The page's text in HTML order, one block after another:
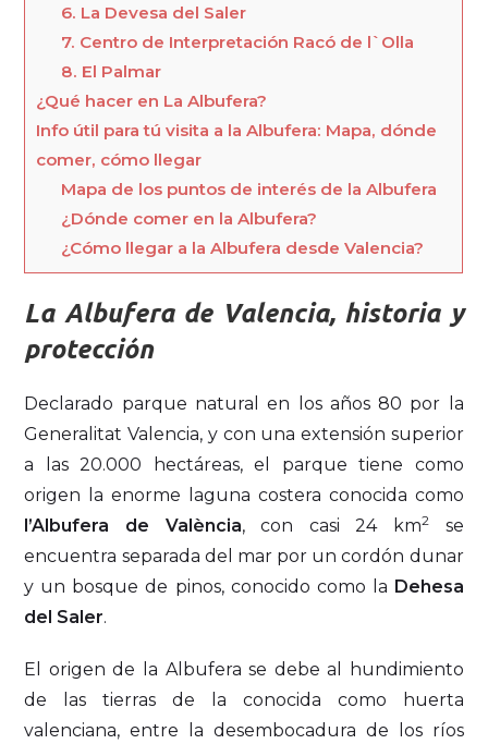
6. La Devesa del Saler
7. Centro de Interpretación Racó de l`Olla
8. El Palmar
¿Qué hacer en La Albufera?
Info útil para tú visita a la Albufera: Mapa, dónde
comer, cómo llegar
Mapa de los puntos de interés de la Albufera
¿Dónde comer en la Albufera?
¿Cómo llegar a la Albufera desde Valencia?
La Albufera de Valencia, historia y
protección
Declarado parque natural en los años 80 por la
Generalitat Valencia, y con una extensión superior
a las 20.000 hectáreas, el parque tiene como
origen la enorme laguna costera conocida como
l’Albufera de València, con casi 24 km2
se
encuentra separada del mar por un cordón dunar
y un bosque de pinos, conocido como la Dehesa
del Saler.
El origen de la Albufera se debe al hundimiento
de las tierras de la conocida como huerta
valenciana, entre la desembocadura de los ríos